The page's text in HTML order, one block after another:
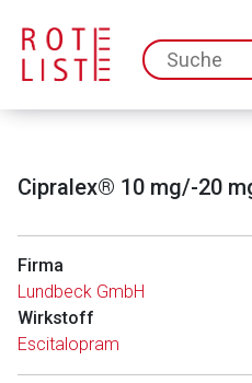
Cipralex® 10 mg/-20
Firma
Lundbeck GmbH
Wirkstoff
Escitalopram
Aufruf einer externen